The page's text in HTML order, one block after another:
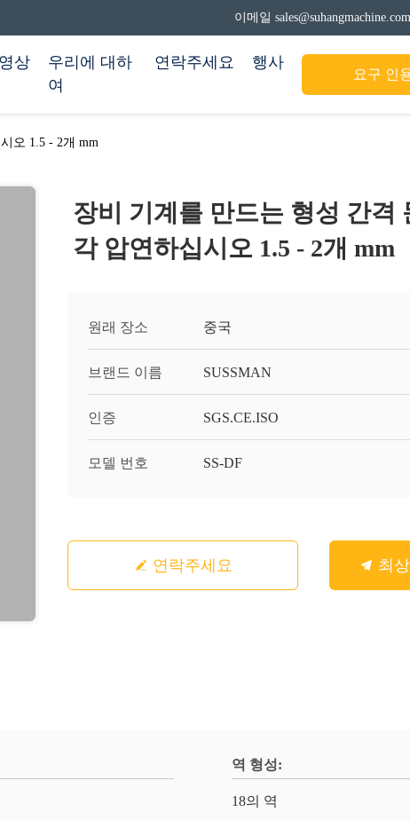
이메일 sales@suhangmachine.com
상
우리에 대하
여
연락주세요 행사
요구 인
오 1.5 - 2개 mm
장비 기계를 만드는 형성 간격
각 압연하십시오 1.5 - 2개 mm
원래 장소 중국
브랜드 이름 SUSSMAN
인증 SGS.CE.ISO
모델 번호 SS-DF
연락주세요 최
역 형성:
18의 역